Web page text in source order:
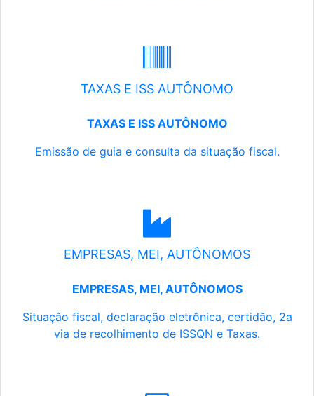
TAXAS E ISS AUTÔNOMO
TAXAS E ISS AUTÔNOMO
Emissão de guia e consulta da situação fiscal.
EMPRESAS, MEI, AUTÔNOMOS
EMPRESAS, MEI, AUTÔNOMOS
Situação fiscal, declaração eletrônica, certidão, 2a
via de recolhimento de ISSQN e Taxas.